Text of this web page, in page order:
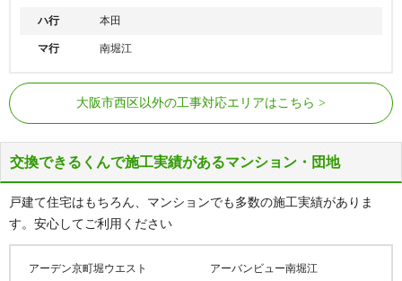
ハ行 本田
マ行 南堀江
大阪メトロ四つ橋線 肥後橋駅、本町駅、四ツ橋駅
大阪メトロ千日前線 阿波座駅、西長堀駅
大阪メトロ長堀鶴見緑地線
ドーム前千代崎駅、西長堀駅、西大橋
阪神なんば線
大阪市西区以外の工事対応エリアはこちら
交換できるくんで施工実績があるマンション・団地
戸建て住宅はもちろん、マンションでも多数の施工実績がありま
す。安心してご利用ください
アーデン京町堀ウエスト アーバンビュー南堀江